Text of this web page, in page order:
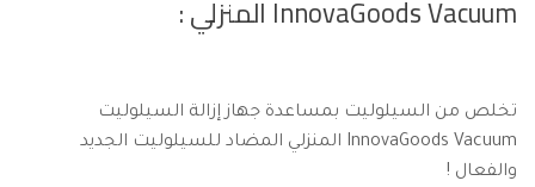
InnovaGoods Vacuum المنزلي :
تخلص من السيلوليت بمساعدة جهاز إزالة السيلوليت
InnovaGoods Vacuum المنزلي المضاد للسيلوليت الجديد
والفعال !